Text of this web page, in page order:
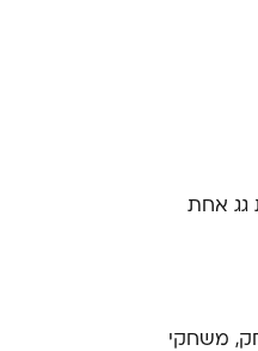
גג אחת
משחקי